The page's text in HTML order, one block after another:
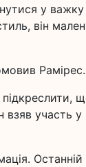
у
він
Рамірес.
взяв участь